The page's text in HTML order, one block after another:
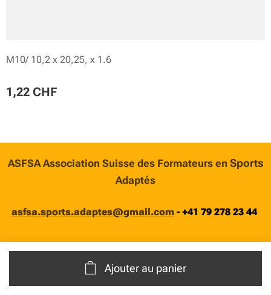
M10/ 10,2 x 20,25, x 1.6
1,22 CHF
Ajouter au panier
ASFSA Association Suisse des Formateurs en Sports
Adaptés
asfsa.sports.adaptes@gmail.com - +41 79 278 23 44